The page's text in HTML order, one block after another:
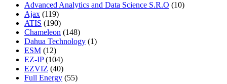
Advanсed Analytics and Data Science S.R.O (10)
Ajax (119)
ATIS (190)
Chameleon (148)
Dahua Technology (1)
ESM (12)
EZ-IP (104)
EZVIZ (40)
Full Energy (55)